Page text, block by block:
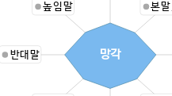
본
반대말
높임말
망각